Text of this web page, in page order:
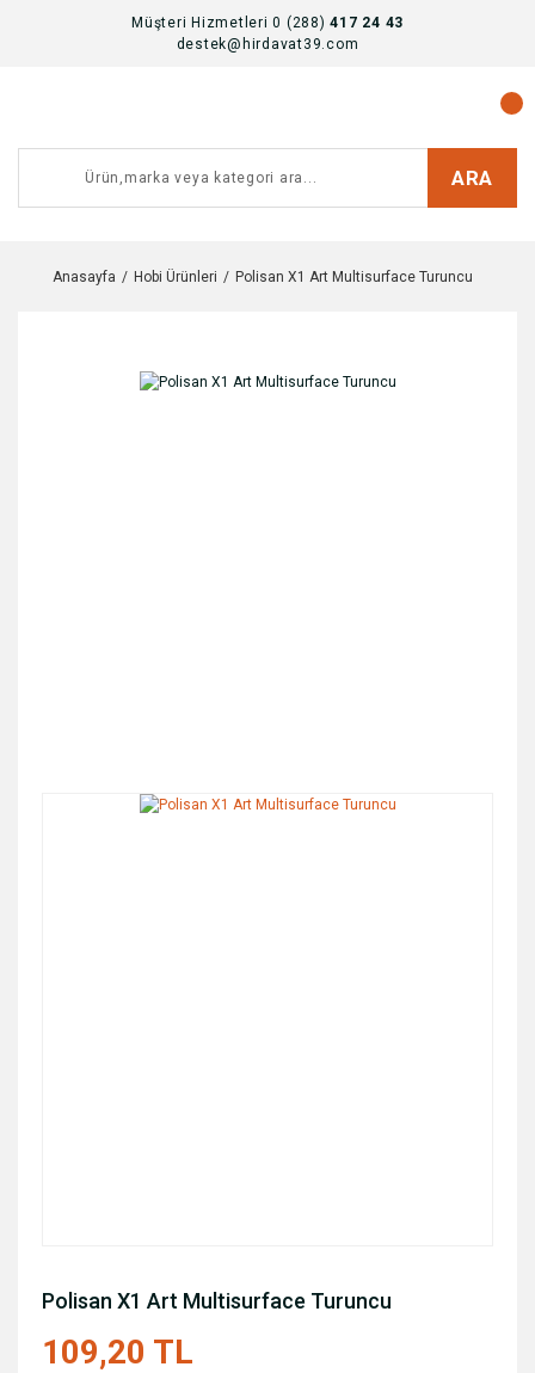
Müşteri Hizmetleri 0 (288)417 24 43
destek@hirdavat39.com
ARA
Anasayfa Hobi Ürünleri Polisan X1 Art Multisurface Turuncu
Polisan X1 Art Multisurface Turuncu
109,20 TL